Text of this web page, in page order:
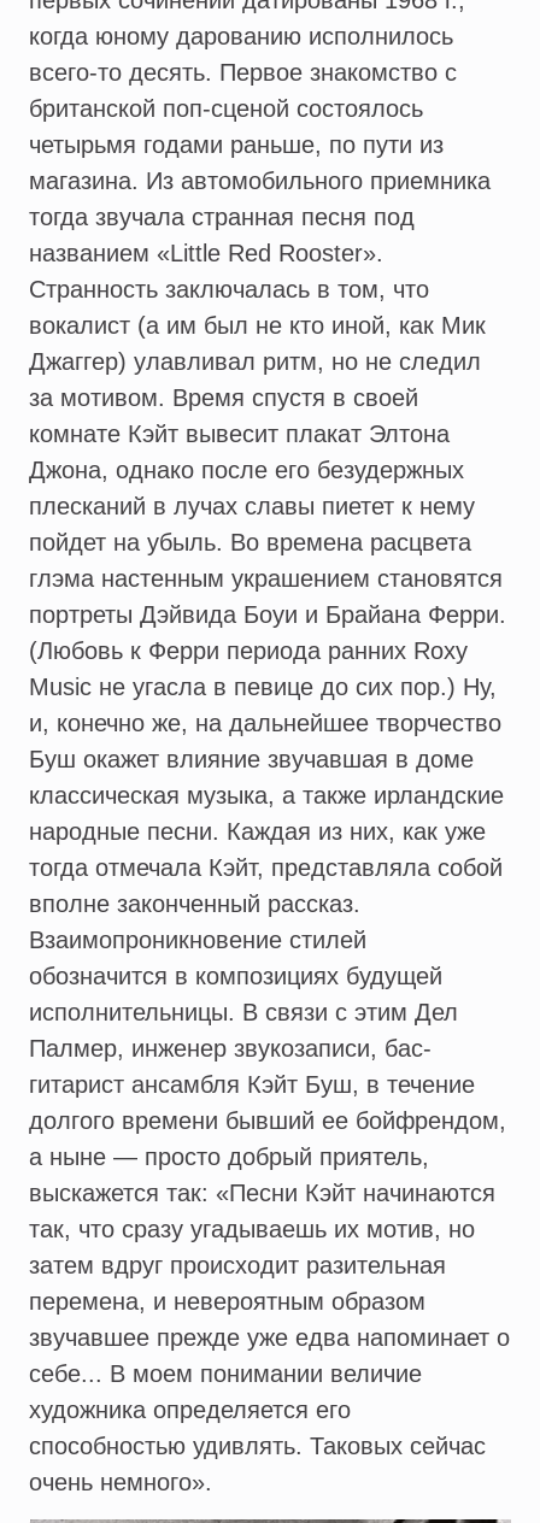
когда юному дарованию исполнилось
всего-то десять. Первое знакомство с
британской поп-сценой состоялось
четырьмя годами раньше, по пути из
магазина. Из автомобильного приемника
тогда звучала странная песня под
названием «Little Red Rooster».
Странность заключалась в том, что
вокалист (а им был не кто иной, как Мик
Джаггер) улавливал ритм, но не следил
за мотивом. Время спустя в своей
комнате Кэйт вывесит плакат Элтона
Джона, однако после его безудержных
плесканий в лучах славы пиетет к нему
пойдет на убыль. Во времена расцвета
глэма настенным украшением становятся
портреты Дэйвида Боуи и Брайана Ферри.
(Любовь к Ферри периода ранних Roxy
Music не угасла в певице до сих пор.) Ну,
и, конечно же, на дальнейшее творчество
Буш окажет влияние звучавшая в доме
классическая музыка, а также ирландские
народные песни. Каждая из них, как уже
тогда отмечала Кэйт, представляла собой
вполне законченный рассказ.
Взаимопроникновение стилей
обозначится в композициях будущей
исполнительницы. В связи с этим Дел
Палмер, инженер звукозаписи, бас-
гитарист ансамбля Кэйт Буш, в течение
долгого времени бывший ее бойфрендом,
а ныне — просто добрый приятель,
выскажется так: «Песни Кэйт начинаются
так, что сразу угадываешь их мотив, но
затем вдруг происходит разительная
перемена, и невероятным образом
звучавшее прежде уже едва напоминает о
себе... В моем понимании величие
художника определяется его
способностью удивлять. Таковых сейчас
очень немного».